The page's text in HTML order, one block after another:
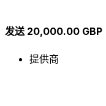
发送 20,000.00 GBP
提供商